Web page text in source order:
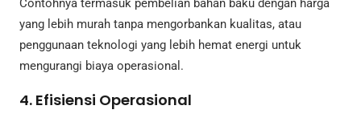
Contohnya termasuk pembelian bahan baku dengan harga
yang lebih murah tanpa mengorbankan kualitas, atau
penggunaan teknologi yang lebih hemat energi untuk
mengurangi biaya operasional.
4. Efisiensi Operasional